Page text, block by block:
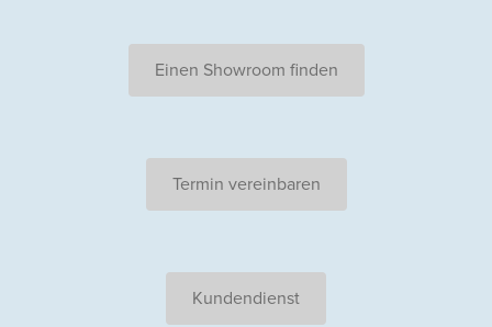
Einen Showroom finden
Termin vereinbaren
Kundendienst